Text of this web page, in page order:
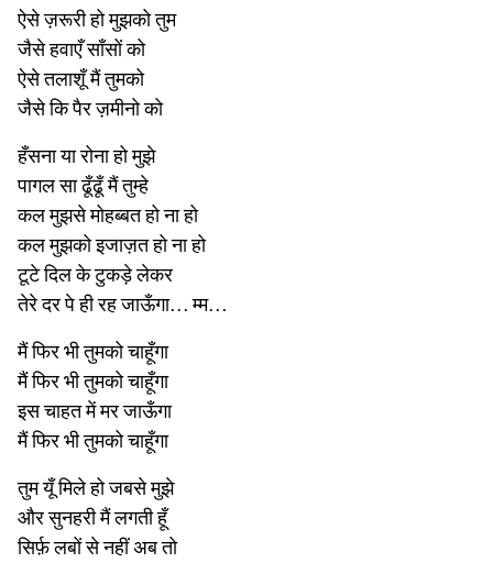
ऐसे ज़रूरी हो मुझको तुम
जैसे हवाएँ साँसों को
ऐसे तलाशूँ मैं तुमको
जैसे कि पैर ज़मीनो को
हँसना या रोना हो मुझे
पागल सा ढूँढूँ मैं तुम्हे
कल मुझसे मोहब्बत हो ना हो
कल मुझको इजाज़त हो ना हो
टूटे दिल के टुकड़े लेकर
तेरे दर पे ही रह जाऊँगा… म्म…
मैं फिर भी तुमको चाहूँगा
मैं फिर भी तुमको चाहूँगा
इस चाहत में मर जाऊँगा
मैं फिर भी तुमको चाहूँगा
तुम यूँ मिले हो जबसे मुझे
और सुनहरी मैं लगती हूँ
सिर्फ़ लबों से नहीं अब तो